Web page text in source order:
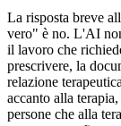
La risposta breve
vero" è no. L'AI
il lavoro che
prescrivere, la
relazione
accanto alla
persone che alla